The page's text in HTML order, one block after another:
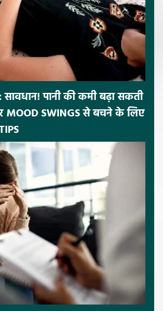
पानी की कमी बढ़ा सकती
MOOD SWINGS से बचने के लिए